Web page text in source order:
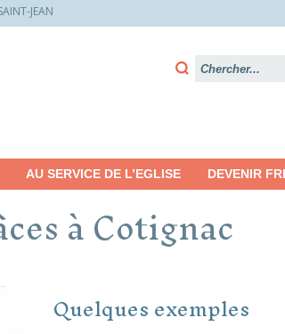
JEAN
AU SERVICE DE L’EGLISE DEVENIR
à Cotignac
Quelques exemples